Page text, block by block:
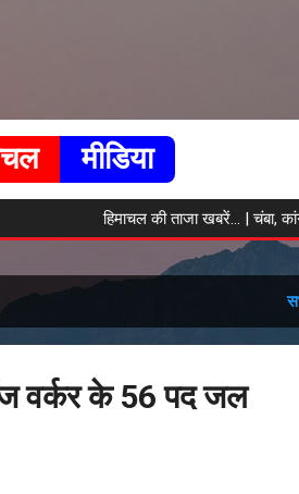
मीडिया
हिमाचल की ताजा खबरें... | चंबा,
वर्कर के 56 पद जल